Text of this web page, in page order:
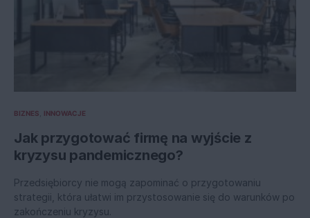
BIZNES INNOWACJE
Jak przygotować firmę na wyjście z
kryzysu pandemicznego?
Przedsiębiorcy nie mogą zapominać o przygotowaniu
strategii, która ułatwi im przystosowanie się do warunków po
zakończeniu kryzysu.